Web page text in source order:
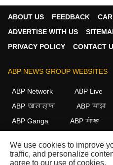
ABOUT US FEEDBACK
ADVERTISE WITH US
PRIVACY POLICY
CONTACT
ABP NEWS GROUP WEBSITES
ABP Network ABP Live
ABP আনন্দ
ABP माझा
ABP Ganga
ABP ਸਾਂਝਾ
FOLLOW US
We use cookies to improve
traffic, and personalize
agree to our use of cookies.